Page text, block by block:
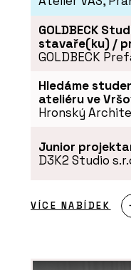
GOLDBECK
stavaře(ku) /
GOLDBECK
Hledáme
ateliéru ve
Hronský
Junior
D3K2 Studio
VÍCE NABÍDEK